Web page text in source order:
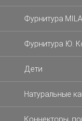
Фурнитура
Фурнитура Ю.
Дети
Натуральные